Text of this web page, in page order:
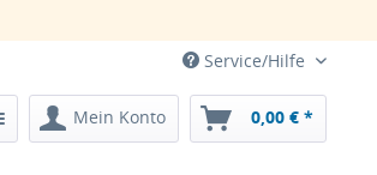
Service/Hilfe
Mein Konto 0,00 € *